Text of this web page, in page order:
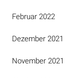
Februar 2022
Dezember 2021
November 2021